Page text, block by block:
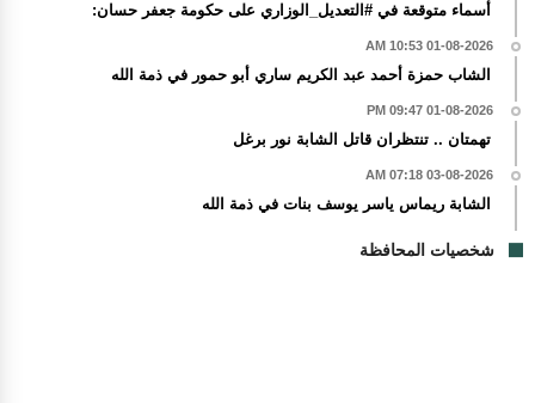
أسماء متوقعة في #التعديل_الوزاري على حكومة جعفر حسان:
01-08-2026 10:53 AM
الشاب حمزة أحمد عبد الكريم ساري أبو حمور في ذمة الله
01-08-2026 09:47 PM
تهمتان .. تنتظران قاتل الشابة نور برغل
03-08-2026 07:18 AM
الشابة ريماس ياسر يوسف بنات في ذمة الله
شخصيات المحافظة